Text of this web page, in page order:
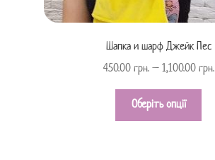
Шапка и шарф Джейк Пес
450.00 грн.– 1,100.00 грн.
Оберіть опції